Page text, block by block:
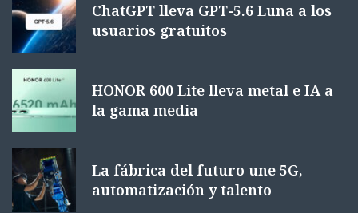
ChatGPT lleva GPT-5.6 Luna a los
usuarios gratuitos
HONOR 600 Lite lleva metal e IA a
la gama media
La fábrica del futuro une 5G,
automatización y talento